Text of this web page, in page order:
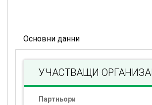
Основни данни
УЧАСТВАЩИ
Партньори